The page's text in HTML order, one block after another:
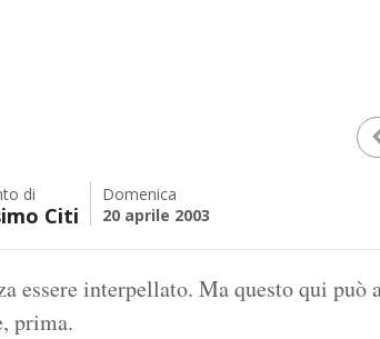
di
Citi
Domenica
20 aprile 2003
essere interpellato. Ma questo qui può
prima.